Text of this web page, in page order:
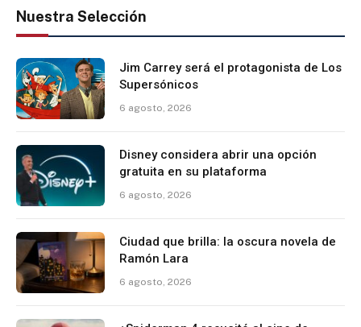
Nuestra Selección
Jim Carrey será el protagonista de Los
Supersónicos
6 agosto, 2026
Disney considera abrir una opción
gratuita en su plataforma
6 agosto, 2026
Ciudad que brilla: la oscura novela de
Ramón Lara
6 agosto, 2026